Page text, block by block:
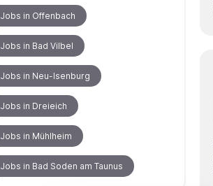
Jobs in Offenbach
Jobs in Bad Vilbel
Jobs in Neu-Isenburg
Jobs in Dreieich
Jobs in Mühlheim
Jobs in Bad Soden am Taunus